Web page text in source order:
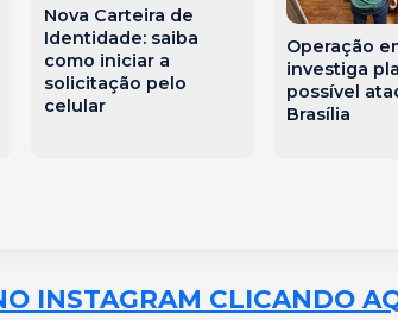
Nova Carteira de
Identidade: saiba
como iniciar a
solicitação pelo
celular
Operação
investiga
possível
Brasília
INSTAGRAM CLICANDO